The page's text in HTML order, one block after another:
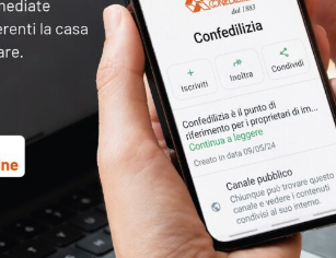
Amministratore
nominato dall'Autorità
Giudiziaria
Clicca per proseguire»
Animali in condominio
Clicca per proseguire